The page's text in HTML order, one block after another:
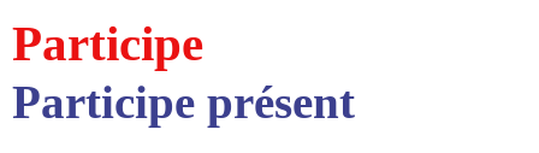
Participe
Participe présent